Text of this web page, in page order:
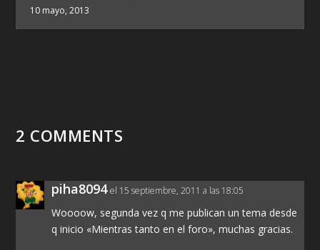
10 mayo, 2013
2 COMMENTS
piha8094 el 15 septiembre, 2011 a las 18:05
Woooow, segunda vez q me publican un tema desde
q inicio «Mientras tanto en el foro», muchas gracias.